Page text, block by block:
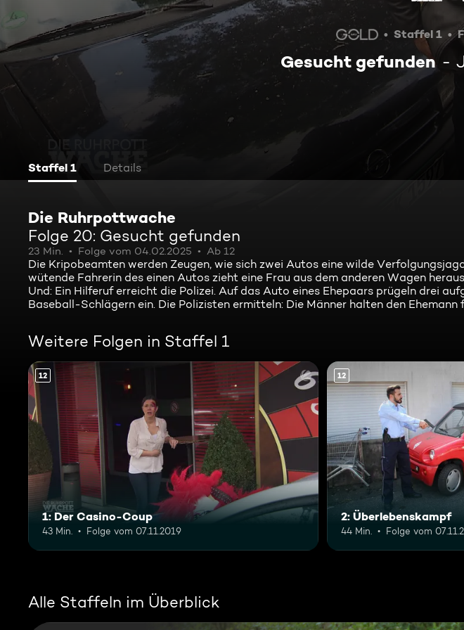
Staffel 1
Gesucht gefunden
Staffel 1 Details
Die Ruhrpottwache
Folge 20: Gesucht gefunden
23 Min. Folge vom 04.02.2025 Ab 12
Die Kripobeamten werden Zeugen, wie sich zwei Autos eine wilde
wütende Fahrerin des einen Autos zieht eine Frau aus dem anderen Wagen
Und: Ein Hilferuf erreicht die Polizei. Auf das Auto eines Ehepaars prügeln drei
Baseball-Schlägern ein. Die Polizisten ermitteln: Die Männer halten den Ehemann
Weitere Folgen in Staffel 1
12
1: Der Casino-Coup
43 Min. Folge vom 07.11.2019
12
2: Überlebenskampf
44 Min. Folge vom
Alle Staffeln im Überblick